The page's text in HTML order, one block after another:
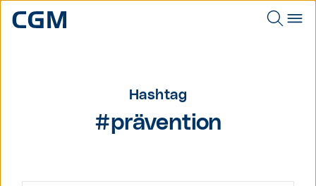
Hashtag
#prävention